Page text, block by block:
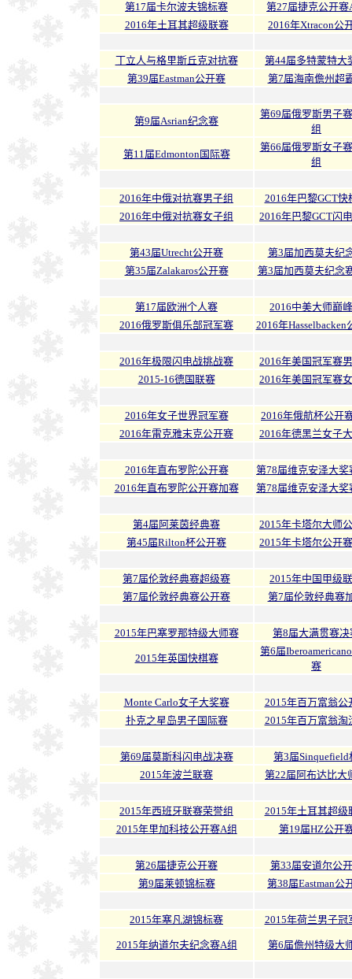
第17届卡尔波夫锦标赛
第27届捷克公开赛
2016年土耳其超级联赛
2016年Xtracon公
丁立人与格里斯丘克对抗赛
第44届多特蒙特大
第39届Eastman公开赛
第7届海南儋州超
第9届Asrian纪念赛
第69届俄罗斯男子
组
第11届Edmonton国际赛
第66届俄罗斯女子
组
2016年中俄对抗赛男子组
2016年巴黎GCT快
2016年中俄对抗赛女子组
2016年巴黎GCT闪
第43届Utrecht公开赛
第3届加西莫夫纪
第35届Zalakaros公开赛
第3届加西莫夫纪念
第17届欧洲个人赛
2016中美大师巅
2016俄罗斯俱乐部冠军赛
2016年Hasselbacken
2016年极限闪电战挑战赛
2016年美国冠军赛
2015-16德国联赛
2016年美国冠军赛
2016年女子世界冠军赛
2016年俄航杯公开
2016年雷克雅末克公开赛
2016年德黑兰女子
2016年直布罗陀公开赛
第78届维克安泽大奖
2016年直布罗陀公开赛加赛
第78届维克安泽大奖
第4届阿莱茵经典赛
2015年卡塔尔大师
第45届Rilton杯公开赛
2015年卡塔尔公开
第7届伦敦经典赛超级赛
2015年中国甲级
第7届伦敦经典赛公开赛
第7届伦敦经典赛
2015年巴塞罗那特级大师赛 第8届大满贯赛决
2015年英国快棋赛
第6届
赛
Monte Carlo女子大奖赛
2015年百万富翁公
扑克之星岛男子国际赛
2015年百万富翁淘
第69届莫斯科闪电战决赛
第3届Sinquefield
2015年波兰联赛
第22届阿布达比大
2015年西班牙联赛荣誉组
2015年土耳其超级
2015年里加科技公开赛A组
第19届HZ公开
第26届捷克公开赛
第33届安道尔公
第9届莱顿锦标赛
第38届Eastman公
2015年塞凡湖锦标赛 2015年荷兰男子冠
2015年纳道尔夫纪念赛A组 第6届儋州特级大